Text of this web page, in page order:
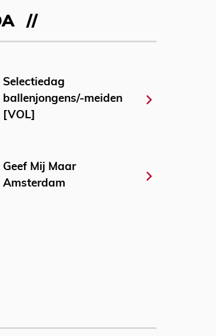
Selectiedag
ballenjongens/-meiden
[VOL]
Geef Mij Maar
Amsterdam